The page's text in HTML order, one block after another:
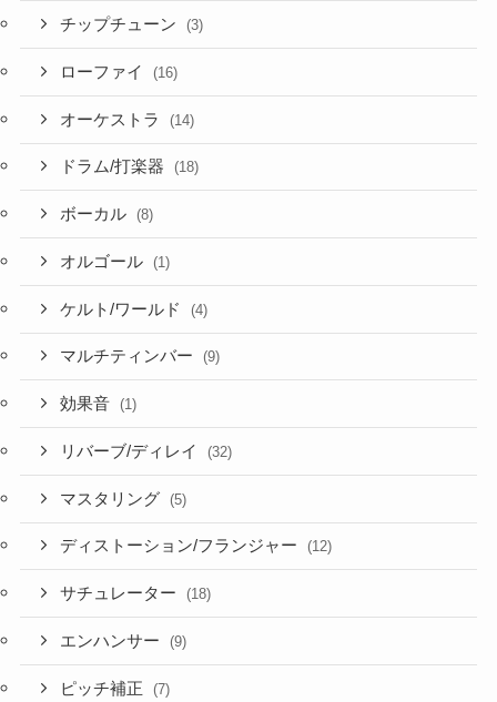
チップチューン (3)
ローファイ (16)
オーケストラ (14)
ドラム/打楽器 (18)
ボーカル (8)
オルゴール (1)
ケルト/ワールド (4)
マルチティンバー (9)
効果音 (1)
リバーブ/ディレイ (32)
マスタリング (5)
ディストーション/フランジャー (12)
サチュレーター (18)
エンハンサー (9)
ピッチ補正 (7)